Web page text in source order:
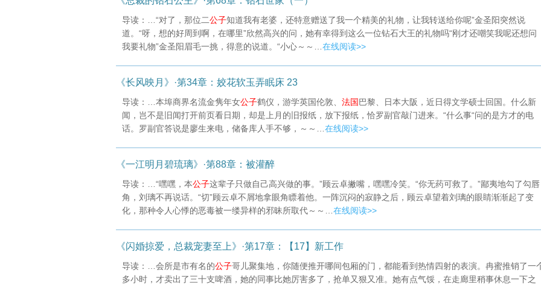
导读：…“对了，那位二公子知道我有老婆，还特意赠送了我一个精美的礼物，让我转送给你呢”金圣阳突然说
道。“呀，想的好周到啊，在哪里”欣然高兴的问，她有幸得到这么一位钻石大王的礼物吗“刚才还嘲笑我呢还想问
我要礼物”金圣阳眉毛一挑，得意的说道。“小心～～… 在线阅读>>
《长风映月》·第34章：姣花软玉弄眠床 23
导读：…本埠商界名流金隽年女公子鹤仪，游学英国伦敦、 法国巴黎、日本大阪，近日得文学硕士回国。什么新
闻，岂不是旧闻打开前页看日期，却是上月的旧报纸，放下报纸，恰罗副官敲门进来。“什么事“问的是方才的电
话。罗副官答说是廖生来电，储备库人手不够，～～… 在线阅读>>
《一江明月碧琉璃》·第88章：被灌醉
导读：…“嘿嘿，本公子这辈子只做自己高兴做的事。”顾云卓撇嘴，嘿嘿冷笑。“你无药可救了。”鄙夷地勾了勾唇
角，刘璃不再说话。“切”顾云卓不屑地拿眼角瞟着他。一阵沉闷的寂静之后，顾云卓望着刘璃的眼睛渐渐起了变
化，那种令人心悸的恶毒被一缕异样的邪昧所取代～～… 在线阅读>>
《闪婚掠爱，总裁宠妻至上》·第17章：【17】新工作
导读：…会所是市有名的公子哥儿聚集地，你随便推开哪间包厢的门，都能看到热情四射的表演。冉蜜推销了一
多小时，才卖出了三十支啤酒，她的同事比她厉害多了，抢单又狠又准。她有点气馁，在走廊里稍事休息一下之